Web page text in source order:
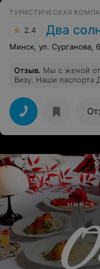
ТУРИСТИЧЕСКАЯ
2.4 Два
Минск, ул. Сурганова,
Отзыв. Мы с женой
Визу. Наши паспорта
мне фото с Испании
отдых! Я требую от
сказал нет и нет! Но
как она ещё
эту фирму уже